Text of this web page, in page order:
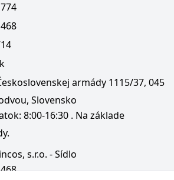
armády 1115/37, 045
Slovensko
8:00-16:30 . Na základe
s.r.o. - Sídlo